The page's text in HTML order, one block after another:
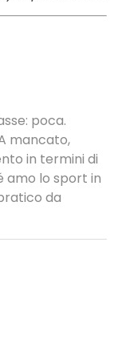
poca.
mancato,
in termini di
amo lo sport in
da